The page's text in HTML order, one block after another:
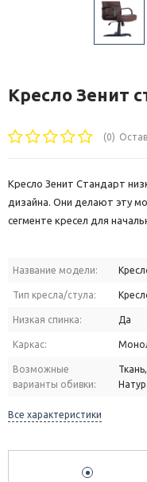
Кресло Зенит
(0)
Кресло Зенит Стандарт
дизайна. Они делают эту
сегменте кресел для
Название модели:
Тип кресла/стула:
Низкая спинка: Да
Каркас:
Возможные
варианты обивки:
Все характеристики